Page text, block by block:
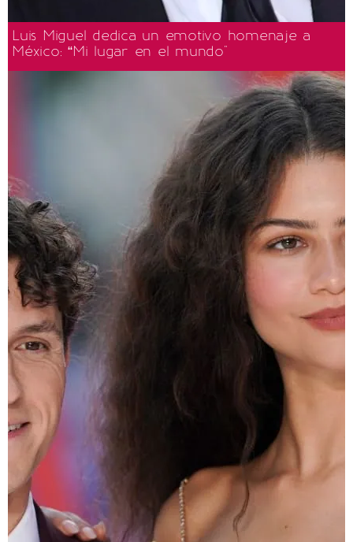
Luis Miguel dedica un emotivo homenaje a
México: “Mi lugar en el mundo"